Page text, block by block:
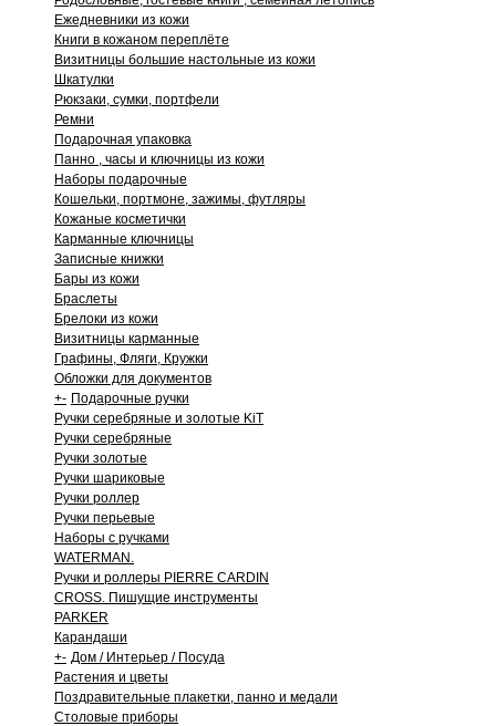
Ежедневники из кожи
Книги в кожаном переплёте
Визитницы большие настольные из кожи
Шкатулки
Рюкзаки, сумки, портфели
Ремни
Подарочная упаковка
Панно , часы и ключницы из кожи
Наборы подарочные
Кошельки, портмоне, зажимы, футляры
Кожаные косметички
Карманные ключницы
Записные книжки
Бары из кожи
Браслеты
Брелоки из кожи
Визитницы карманные
Графины, Фляги, Кружки
Обложки для документов
+- Подарочные ручки
Ручки серебряные и золотые KiT
Ручки серебряные
Ручки золотые
Ручки шариковые
Ручки роллер
Ручки перьевые
Наборы с ручками
WATERMAN.
Ручки и роллеры PIERRE CARDIN
CROSS. Пишущие инструменты
PARKER
Карандаши
+- Дом / Интерьер / Посуда
Растения и цветы
Поздравительные плакетки, панно и медали
Столовые приборы